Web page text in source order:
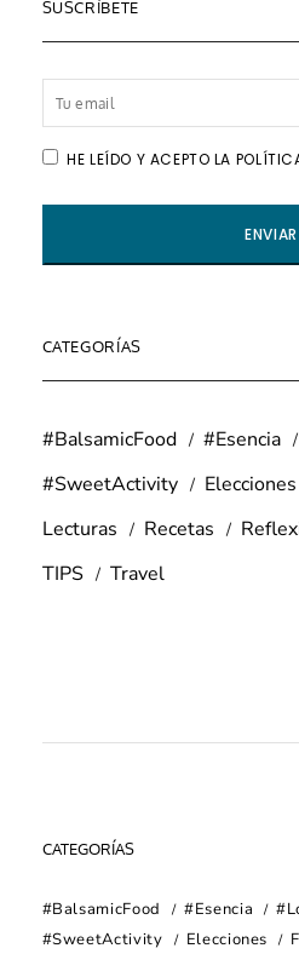
SUSCRÍBETE
HE LEÍDO Y ACEPTO LA
CATEGORÍAS
#BalsamicFood #Esencia
#SweetActivity
Elecciones
Lecturas
Recetas
TIPS
Travel
CATEGORÍAS
#BalsamicFood #Esencia
#SweetActivity
Elecciones